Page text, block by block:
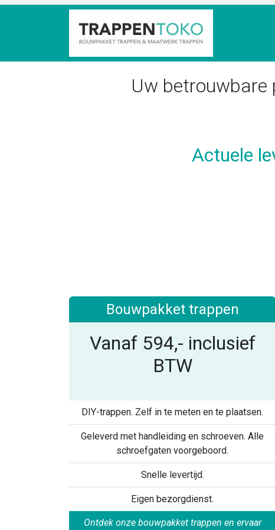
Uw betrouwbare
Actuele
Bouwpakket trappen
Vanaf 594,- inclusief
BTW
DIY-trappen. Zelf in te meten en te plaatsen.
Geleverd met handleiding en schroeven. Alle
schroefgaten voorgeboord.
Snelle levertijd.
Eigen bezorgdienst.
Ontdek onze bouwpakket trappen en ervaar